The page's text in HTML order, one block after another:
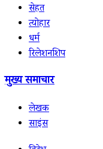
सेहत
त्योहार
धर्म
रिलेशनशिप
मुख्य समाचार
लेखक
साइंस